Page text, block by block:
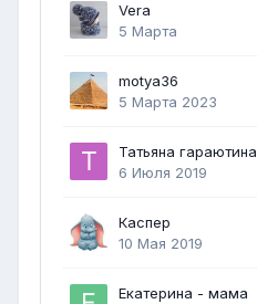
Vera
5 Марта
motya36
5 Марта 2023
Татьяна гараютина
6 Июля 2019
Каспер
10 Мая 2019
Екатерина - мама